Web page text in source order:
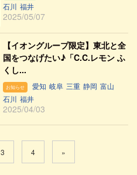
石川 福井
2025/05/07
【イオングループ限定】東北と全
国をつなげたい♪「C.C.レモン ふ
くし...
お知らせ 愛知 岐阜 三重 静岡 富山
石川 福井
2025/04/03
3 4 »